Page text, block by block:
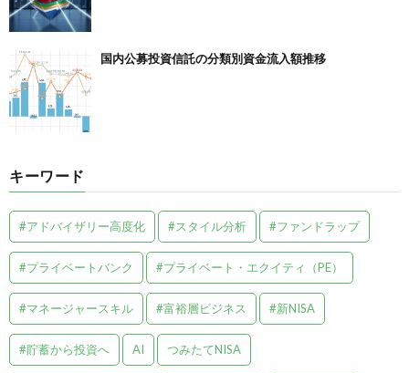
国内公募投資信託の分類別資金流入額推移
キーワード
#アドバイザリー高度化 #スタイル分析 #ファンドラップ
#プライベートバンク #プライベート・エクイティ（PE）
#マネージャースキル #富裕層ビジネス #新NISA
#貯蓄から投資へ AI つみたてNISA